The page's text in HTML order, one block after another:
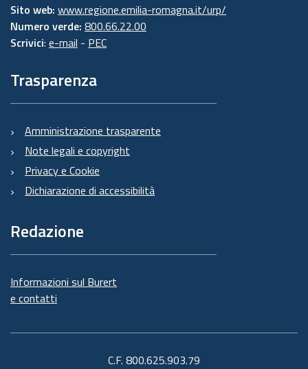
Sito web: www.regione.emilia-romagna.it/urp/
Numero verde: 800.66.22.00
Scrivici: e-mail - PEC
Trasparenza
Amministrazione trasparente
Note legali e copyright
Privacy e Cookie
Dichiarazione di accessibilità
Redazione
Informazioni sul Burert
e contatti
C.F. 800.625.903.79